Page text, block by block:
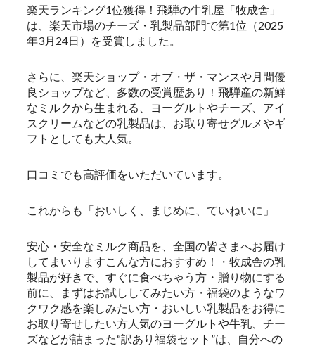
楽天ランキング1位獲得！飛騨の牛乳屋「牧成舎」
は、楽天市場のチーズ・乳製品部門で第1位（2025
年3月24日）を受賞しました。
さらに、楽天ショップ・オブ・ザ・マンスや月間優
良ショップなど、多数の受賞歴あり！飛騨産の新鮮
なミルクから生まれる、ヨーグルトやチーズ、アイ
スクリームなどの乳製品は、お取り寄せグルメやギ
フトとしても大人気。
口コミでも高評価をいただいています。
これからも「おいしく、まじめに、ていねいに」
安心・安全なミルク商品を、全国の皆さまへお届け
してまいりますこんな方におすすめ！・牧成舎の乳
製品が好きで、すぐに食べちゃう方・贈り物にする
前に、まずはお試ししてみたい方・福袋のようなワ
クワク感を楽しみたい方・おいしい乳製品をお得に
お取り寄せしたい方人気のヨーグルトや牛乳、チー
ズなどが詰まった“訳あり福袋セット”は、自分への